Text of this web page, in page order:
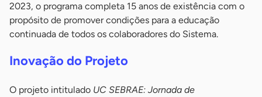
2023, o programa completa 15 anos de existência com o
propósito de promover condições para a educação
continuada de todos os colaboradores do Sistema.
Inovação do Projeto
O projeto intitulado UC SEBRAE: Jornada de